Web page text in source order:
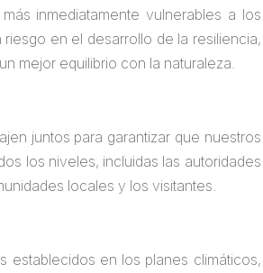
inmediatamente vulnerables a los
en el desarrollo de la resiliencia,
mejor equilibrio con la naturaleza.
juntos para garantizar que nuestros
los niveles, incluidas las autoridades
locales y los visitantes.
establecidos en los planes climáticos,